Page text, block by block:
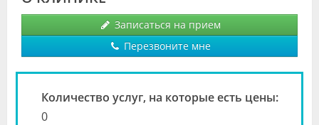
Видео
Клиники
Специалисты
Записаться на прием
Перезвоните мне
Количество услуг, на которые есть цены:
0